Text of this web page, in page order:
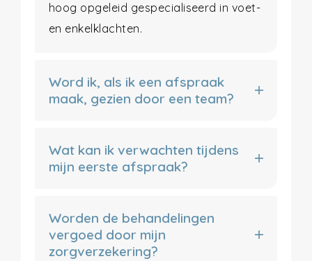
hoog opgeleid gespecialiseerd in voet-
en enkelklachten.
Word ik, als ik een afspraak
maak, gezien door een team?
Wat kan ik verwachten tijdens
mijn eerste afspraak?
Worden de behandelingen
vergoed door mijn
zorgverzekering?